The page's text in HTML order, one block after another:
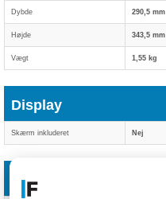
Dybde 290,5 mm
Højde 343,5 mm
Vægt 1,55 kg
Display
Skærm inkluderet Nej
Lyd